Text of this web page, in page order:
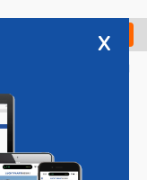
Check in
x